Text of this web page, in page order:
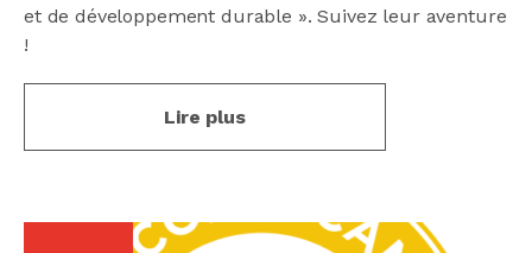
et de développement durable ». Suivez leur aventure
!
Lire plus